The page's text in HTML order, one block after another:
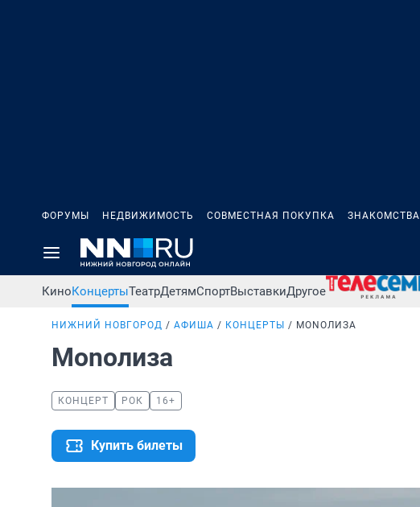
ФОРУМЫ НЕДВИЖИМОСТЬ СОВМЕСТНАЯ ПОКУПКА ЗНАКОМСТВА
КиноКонцертыТеатрДетямСпортВыставкиДругое
НИЖНИЙ НОВГОРОД АФИША КОНЦЕРТЫ MONOЛИЗА
Monoлиза
КОНЦЕРТ РОК 16+
Купить билеты